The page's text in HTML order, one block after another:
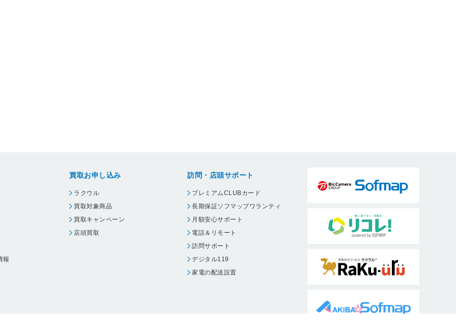
報
買取お申し込み
ラクウル
買取対象商品
買取キャンペーン
店頭買取
訪問・店頭サポート
プレミアムCLUBカード
長期保証ソフマップワランティ
月額安心サポート
電話＆リモート
訪問サポート
デジタル119
家電の配送設置